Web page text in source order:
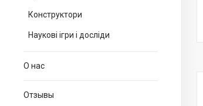
Конструктори
Наукові ігри і досліди
О нас
Отзывы